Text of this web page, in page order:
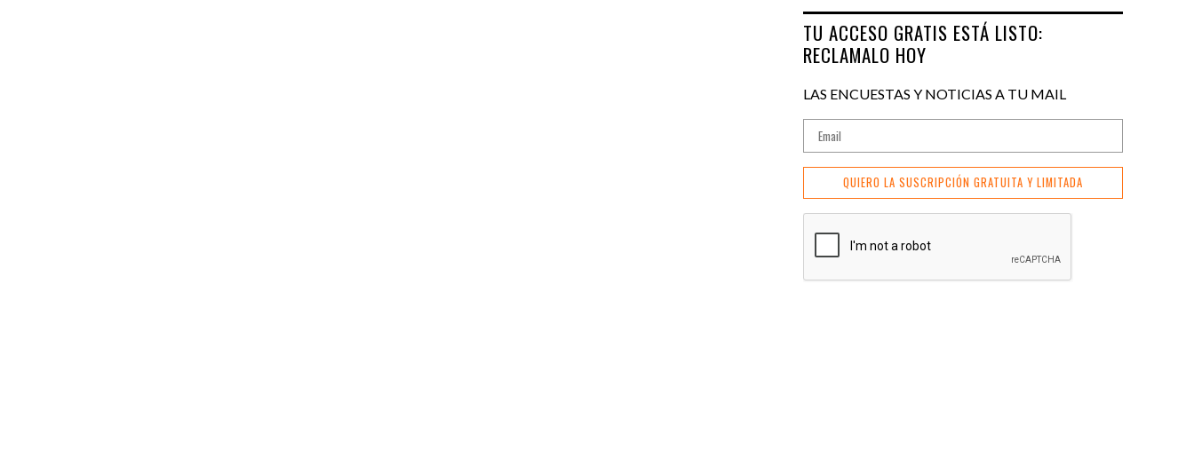
TU ACCESO GRATIS ESTÁ LISTO:
RECLAMALO HOY
LAS ENCUESTAS Y NOTICIAS A TU MAIL
QUIERO LA SUSCRIPCIÓN GRATUITA Y LIMITADA